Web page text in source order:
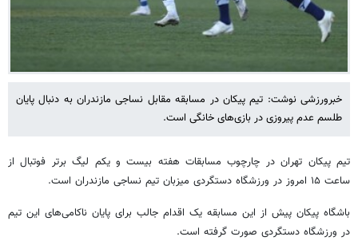
خبرورزشی نوشت: تیم پیکان در مسابقه مقابل نساجی مازندران به دنبال پایان
طلسم عدم پیروزی در بازی‌های خانگی است.
تیم پیکان تهران در چارچوب مسابقات هفته بیست و یکم لیگ برتر فوتبال از
ساعت ۱۵ امروز در ورزشگاه دستگردی میزبان تیم نساجی مازندران است.
باشگاه پیکان پیش از این مسابقه یک اقدام جالب برای پایان ناکامی‌های این تیم
در ورزشگاه دستگردی صورت گرفته است.